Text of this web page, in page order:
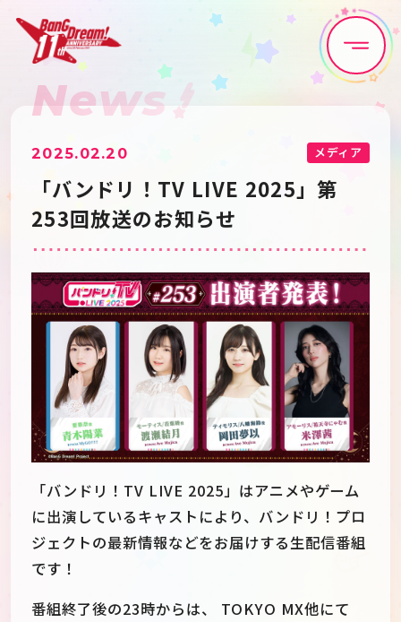
Home News
Live•Event Discography
Artist Anime
Game Media
Schedule About
Goods
News
2025.02.20 メディア
「バンドリ！TV LIVE 2025」第
253回放送のお知らせ
「バンドリ！TV LIVE 2025」はアニメやゲーム
に出演しているキャストにより、バンドリ！プロ
ジェクトの最新情報などをお届けする生配信番組
です！
番組終了後の23時からは、 TOKYO MX他にて